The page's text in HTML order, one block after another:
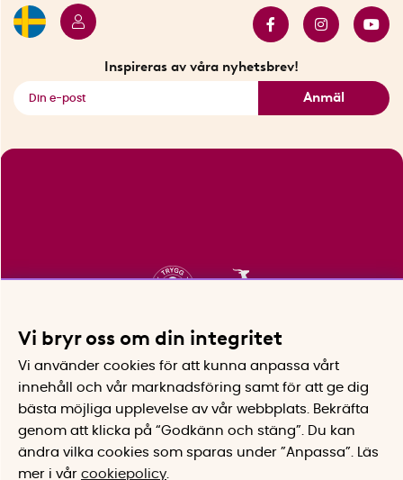
Inspireras av våra nyhetsbrev!
Anmäl
Vi bryr oss om din integritet
Vi använder cookies för att kunna anpassa vårt
innehåll och vår marknadsföring samt för att ge dig
bästa möjliga upplevelse av vår webbplats.
Bekräfta
genom att klicka på “Godkänn och stäng”. Du kan
ändra vilka cookies som sparas under ”Anpassa”.
Läs
mer i vår cookiepolicy